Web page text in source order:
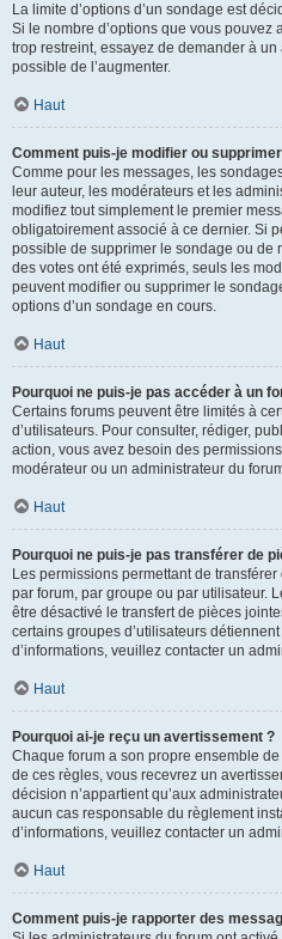
La limite d’options d’un sondage est
Si le nombre d’options que vous pouvez
trop restreint, essayez de demander à un
possible de l’augmenter.
Haut
Comment puis-je modifier ou
Comme pour les messages, les
leur auteur, les modérateurs et les
modifiez tout simplement le premier
obligatoirement associé à ce dernier. Si
possible de supprimer le sondage ou de
des votes ont été exprimés, seuls les
peuvent modifier ou supprimer le
options d’un sondage en cours.
Haut
Pourquoi ne puis-je pas accéder à un
Certains forums peuvent être limités à
d’utilisateurs. Pour consulter, rédiger,
action, vous avez besoin des
modérateur ou un administrateur du
Haut
Pourquoi ne puis-je pas transférer de
Les permissions permettant de
par forum, par groupe ou par utilisateur.
être désactivé le transfert de pièces
certains groupes d’utilisateurs
d’informations, veuillez contacter un
Haut
Pourquoi ai-je reçu un avertissement ?
Chaque forum a son propre ensemble
de ces règles, vous recevrez un
décision n’appartient qu’aux
aucun cas responsable du règlement
d’informations, veuillez contacter un
Haut
Comment puis-je rapporter des